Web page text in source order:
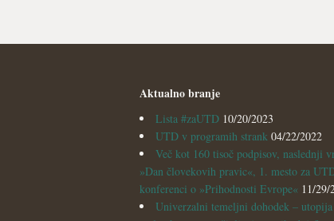
Aktualno branje
Lista #zaUTD 10/20/2023
UTD v programih strank 04/22/2022
Več kot 160 tisoč podpisov, naslednji
»Dan človekovih pravic«, 1. mesto za
konferenci o »Prihodnosti Evrope« 11/29/
Univerzalni temeljni dohodek –